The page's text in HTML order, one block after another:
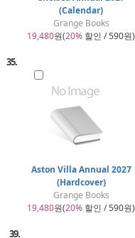
(Calendar)
Grange Books
19,480원(20% 할인 / 590원)
35.
Aston Villa Annual 2027
(Hardcover)
Grange Books
19,480원(20% 할인 / 590원)
39.